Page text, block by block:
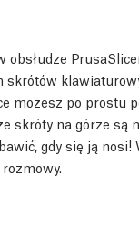
możesz po prostu
skróty na górze są
gdy się ją